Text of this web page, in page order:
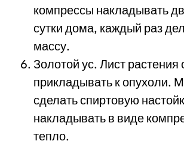
компрессы накладывать
сутки дома, каждый раз
массу.
Золотой ус. Лист растения
прикладывать к опухоли.
сделать спиртовую
накладывать в виде
тепло.